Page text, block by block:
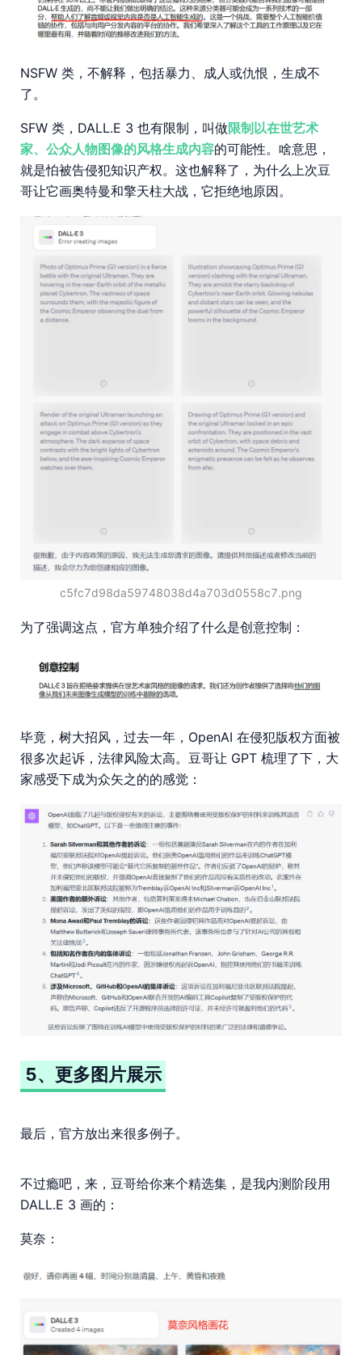
NSFW 类，不解释，包括暴力、成人或仇恨，生成不
了。
SFW 类，DALL.E 3 也有限制，叫做限制以在世艺术
家、公众人物图像的风格生成内容的可能性。啥意思，
就是怕被告侵犯知识产权。这也解释了，为什么上次豆
哥让它画奥特曼和擎天柱大战，它拒绝地原因。
c5fc7d98da59748038d4a703d0558c7.png
为了强调这点，官方单独介绍了什么是创意控制：
毕竟，树大招风，过去一年，OpenAI 在侵犯版权方面被
很多次起诉，法律风险太高。豆哥让 GPT 梳理了下，大
家感受下成为众矢之的的感觉：
5、更多图片展示
最后，官方放出来很多例子。
不过瘾吧，来，豆哥给你来个精选集，是我内测阶段用
DALL.E 3 画的：
莫奈：